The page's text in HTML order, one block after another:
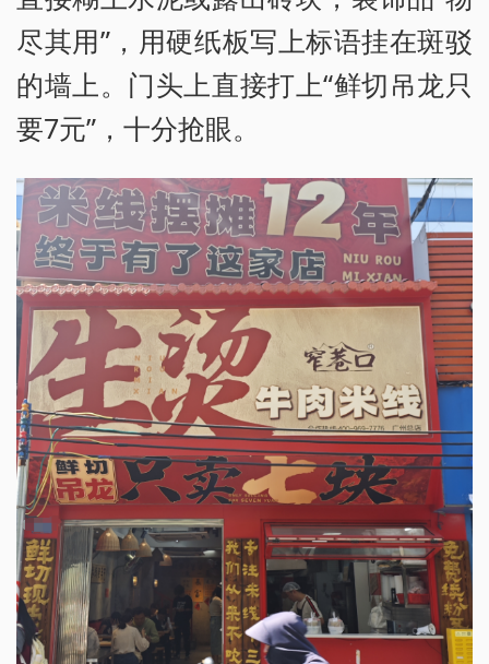
尽其用”，用硬纸板写上标语挂在斑驳
的墙上。门头上直接打上“鲜切吊龙只
要7元”，十分抢眼。